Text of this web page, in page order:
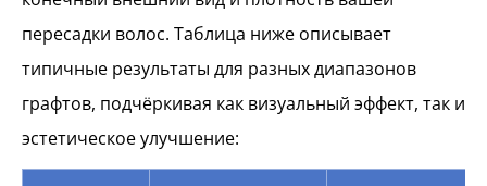
пересадки волос. Таблица ниже описывает
типичные результаты для разных диапазонов
графтов, подчёркивая как визуальный эффект, так и
эстетическое улучшение: